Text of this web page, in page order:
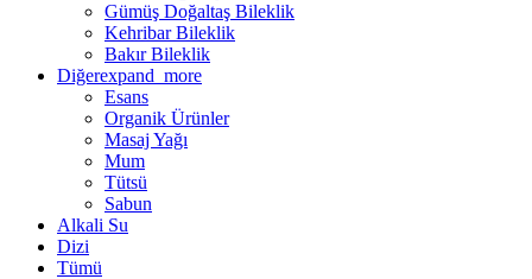
Gümüş Doğaltaş Bileklik
Kehribar Bileklik
Bakır Bileklik
Diğerexpand_more
Esans
Organik Ürünler
Masaj Yağı
Mum
Tütsü
Sabun
Alkali Su
Dizi
Tümü